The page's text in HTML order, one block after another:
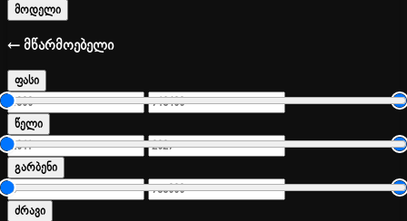
მოდელი
← მწარმოებელი
ფასი
წელი
გარბენი
ძრავი